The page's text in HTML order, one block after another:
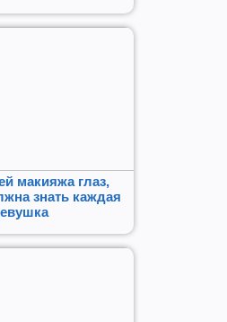
макияжа глаз,
знать каждая